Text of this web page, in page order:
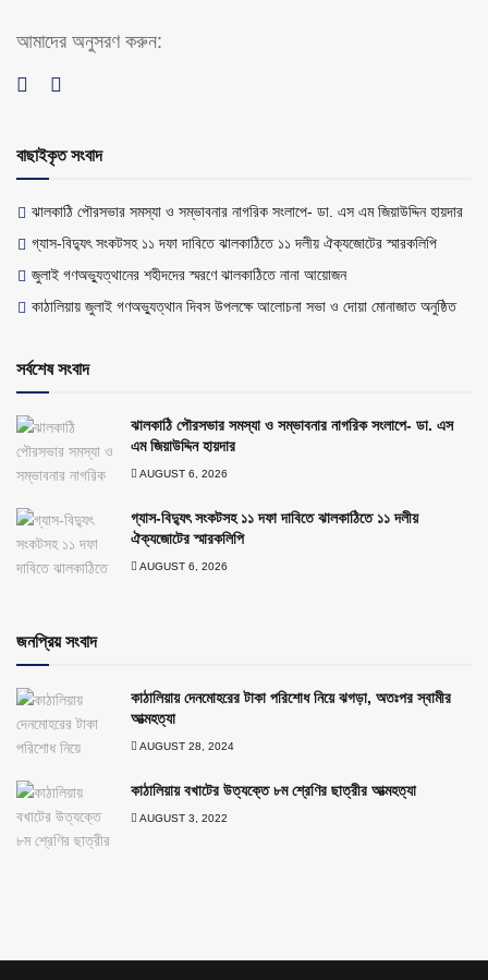
আমাদের অনুসরণ করুন:
বাছাইকৃত সংবাদ
ঝালকাঠি পৌরসভার সমস্যা ও সম্ভাবনার নাগরিক সংলাপে- ডা. এস এম জিয়াউদ্দিন হায়দার
গ্যাস-বিদ্যুৎ সংকটসহ ১১ দফা দাবিতে ঝালকাঠিতে ১১ দলীয় ঐক্যজোটের স্মারকলিপি
জুলাই গণঅভ্যুত্থানের শহীদদের স্মরণে ঝালকাঠিতে নানা আয়োজন
কাঠালিয়ায় জুলাই গণঅভ্যুত্থান দিবস উপলক্ষে আলোচনা সভা ও দোয়া মোনাজাত অনুষ্ঠিত
সর্বশেষ সংবাদ
ঝালকাঠি পৌরসভার সমস্যা ও সম্ভাবনার নাগরিক সংলাপে- ডা. এস
এম জিয়াউদ্দিন হায়দার
AUGUST 6, 2026
গ্যাস-বিদ্যুৎ সংকটসহ ১১ দফা দাবিতে ঝালকাঠিতে ১১ দলীয়
ঐক্যজোটের স্মারকলিপি
AUGUST 6, 2026
জনপ্রিয় সংবাদ
কাঠালিয়ায় দেনমোহরের টাকা পরিশোধ নিয়ে ঝগড়া, অতঃপর স্বামীর
আত্মহত্যা
AUGUST 28, 2024
কাঠালিয়ায় বখাটের উত্যক্তে ৮ম শ্রেণির ছাত্রীর আত্মহত্যা
AUGUST 3, 2022